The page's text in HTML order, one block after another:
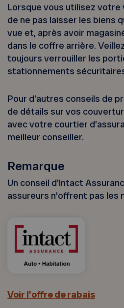
Lorsque vous utilisez votre
de ne pas laisser les biens
vue et, après avoir
dans le coffre arrière.
toujours verrouiller les
stationnements
Pour d’autres conseils de
de détails sur vos
avec votre courtier
meilleur conseiller.
Remarque
Un conseil d’Intact
assureurs n’offrent pas
Voir l’offre de rabais